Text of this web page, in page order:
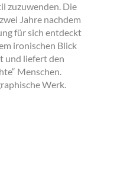
zuzuwenden. Die
Jahre nachdem
für sich entdeckt
ironischen Blick
und liefert den
Menschen.
Werk.